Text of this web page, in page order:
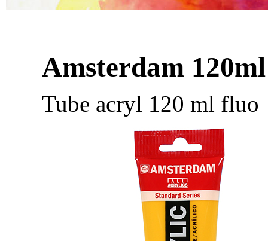
Amsterdam
Tube acryl 120 ml fluo